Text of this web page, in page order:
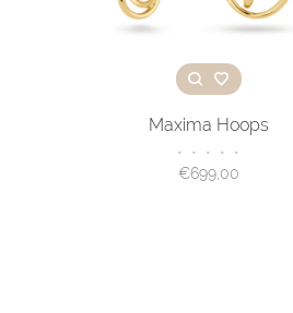
Maxima Hoops
• • • • •
€699,00